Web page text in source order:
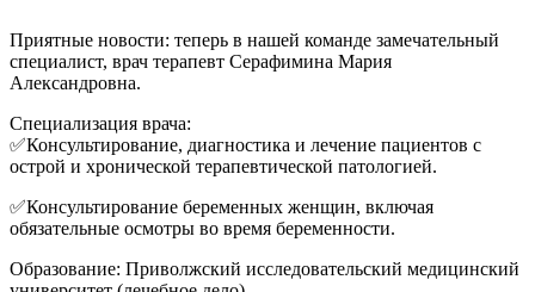
Приятные новости: теперь в нашей команде замечательный
специалист, врач терапевт Серафимина Мария
Александровна.
Специализация врача:
✅Консультирование, диагностика и лечение пациентов с
острой и хронической терапевтической патологией.
✅Консультирование беременных женщин, включая
обязательные осмотры во время беременности.
Образование: Приволжский исследовательский медицинский